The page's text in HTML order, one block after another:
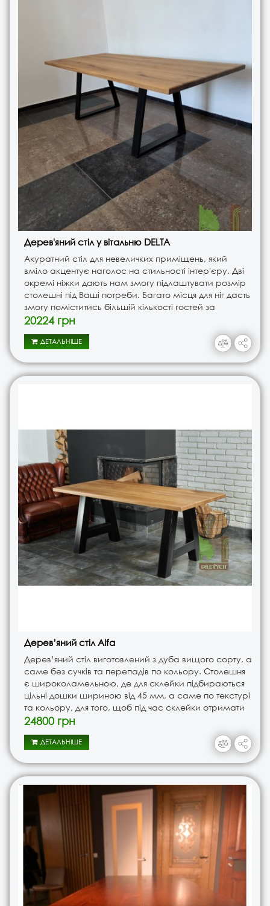
Дерев'яний стіл у вітальню DELTA
Акуратний стіл для невеличких приміщень, який
вміло акцентує наголос на стильності інтер'єру. Дві
окремі ніжки дають нам змогу підлаштувати розмір
столешні під Ваші потреби. Багато місця для ніг дасть
змогу поміститись більшій кількості гостей за
невеликим, але стильним столом. Ніжки уже мають
20224 грн
ДЕТАЛЬНІШЕ
Дерев’яний стіл Alfa
Дерев’яний стіл виготовлений з дуба вищого сорту, а
саме без сучків та перепадів по кольору. Столешня
є широколамельною, де для склейки підбираються
цільні дошки шириною від 45 мм, а саме по текстурі
та кольору, для того, щоб під час склейки отримати
неповторний вигляд столу.Столешню ми покрил..
24800 грн
ДЕТАЛЬНІШЕ